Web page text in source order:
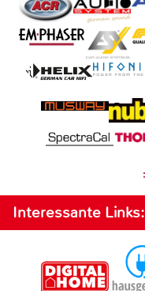
Interessante Links: